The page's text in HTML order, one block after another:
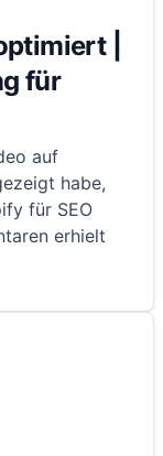
|
für
auf
habe,
für SEO
erhielt